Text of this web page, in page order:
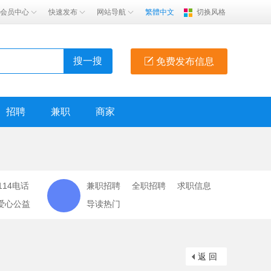
会员中心 快速发布 网站导航 繁體中文 切换风格
免费发布信息
搜一搜
招聘 兼职 商家
电话
心公益
兼职招聘 全职招聘
求职信息
导读热门
返 回